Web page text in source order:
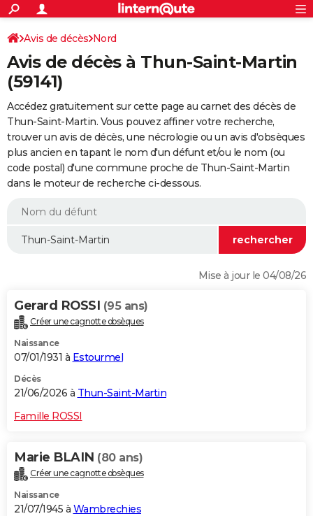
ACTUALITÉS
Politique
Société
Faits Divers
Education
Monde
Villes
+
SPORT
Coupe du monde 2026
Football
Tennis
Cyclisme
Rugby
Forum
FINANCE
Retraite
Impôts
Epargne
Immobilier
Risques naturels par ville
Banque
Assurance
Crédit
Essais
Réserver un essai
Citadines
Berlines
SUV
Forum auto
+
HIGH-TECH
Mobiles
Meilleur smartphone
Internet
Ordinateurs
Jeux vidéo
Guide high-tech
+
BRICOLAGE
Forum
Aménagement intérieur
Extérieur
Cuisine
Salle de bains
Jardinage
Rangement
WEEK-END
Guides de France
Escapades
Patrimoine
Expositions
Musées
Week-end nature
LIFESTYLE
Alimentation
Guide de la santé
Maladies
Médicaments
Sommeil
VOYAGE
Destinations
City break
Voyage nature
Voyage de noces
Forum
Climat
+PHOTO
GUIDES D'ACHAT
BONS PLANS
CARTE DE VOEUX
Dictionnaire
Biographies
Citations
Expressions
Proverbes
PROGRAMME TV
COPAINS D'AVANT
Avis de décès Nord
Avis de décès à Thun-Saint-Martin
(59141)
Accédez gratuitement sur cette page au carnet des décès de
Thun-Saint-Martin. Vous pouvez affiner votre recherche,
trouver un avis de décès, une nécrologie ou un avis d'obsèques
plus ancien en tapant le nom d'un défunt et/ou le nom (ou
code postal) d'une commune proche de Thun-Saint-Martin
dans le moteur de recherche ci-dessous.
Mise à jour le 04/08/26
Gerard ROSSI (95 ans)
Créer une cagnotte obsèques
Naissance
07/01/1931 à Estourmel
Décès
21/06/2026 à Thun-Saint-Martin
Famille ROSSI
Marie BLAIN (80 ans)
Créer une cagnotte obsèques
Naissance
21/07/1945 à Wambrechies